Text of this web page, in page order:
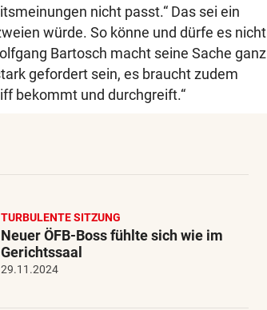
nicht passt.“ Das sei ein
würde. So könne und dürfe es nicht
Bartosch macht seine Sache ganz
gefordert sein, es braucht zudem
bekommt und durchgreift.“
TURBULENTE SITZUNG
Neuer ÖFB-Boss fühlte sich wie im
Gerichtssaal
29.11.2024